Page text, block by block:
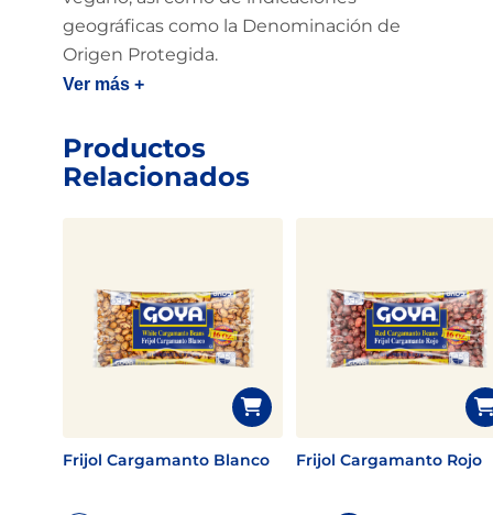
geográficas como la Denominación de
Origen Protegida.
Ver más +
Productos
Relacionados
Frijol Cargamanto Blanco Frijol Cargamanto Rojo